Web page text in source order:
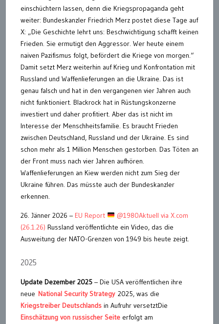
einschüchtern lassen, denn die Kriegspropaganda geht
weiter: Bundeskanzler Friedrich Merz postet diese Tage auf
X: „Die Geschichte lehrt uns: Beschwichtigung schafft keinen
Frieden. Sie ermutigt den Aggressor. Wer heute einem
naiven Pazifismus folgt, befördert die Kriege von morgen.“
Damit setzt Merz weiterhin auf Krieg und Konfrontation mit
Russland und Waffenlieferungen an die Ukraine. Das ist
genau falsch und hat in den vergangenen vier Jahren auch
nicht funktioniert. Blackrock hat in Rüstungskonzerne
investiert und daher profitiert. Aber das ist nicht im
Interesse der Menschheitsfamilie. Es braucht Frieden
zwischen Deutschland, Russland und der Ukraine. Es sind
schon mehr als 1 Million Menschen gestorben. Das Töten an
der Front muss nach vier Jahren aufhören.
Waffenlieferungen an Kiew werden nicht zum Sieg der
Ukraine führen. Das müsste auch der Bundeskanzler
erkennen.
26. Jänner 2026 – EU Report
@1980Aktuell via X.com
(26.1.26) Russland veröffentlichte ein Video, das die
Ausweitung der NATO-Grenzen von 1949 bis heute zeigt.
2025
Update Dezember 2025 – Die USA veröffentlichen ihre
neue National Security Strategy2025, was die
Kriegstreiber Deutschlands in Aufruhr versetztDie
Einschätzung von russischer Seite erfolgt am